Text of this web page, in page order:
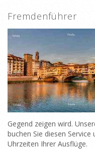
Fremdenführer
Gegend zeigen wird.
buchen Sie diesen
Uhrzeiten Ihrer Ausflüge.